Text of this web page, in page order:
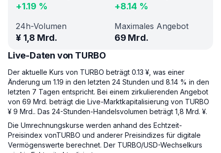
+1.19 % +8.14 %
24h-Volumen
¥ 1,8 Mrd.
Maximales Angebot
69 Mrd.
Live-Daten von TURBO
Der aktuelle Kurs von TURBO beträgt 0.13 ¥, was einer
Änderung um 1.19 in den letzten 24 Stunden und 8.14 % in den
letzten 7 Tagen entspricht. Bei einem zirkulierenden Angebot
von 69 Mrd. beträgt die Live-Marktkapitalisierung von TURBO
¥ 9 Mrd.. Das 24-Stunden-Handelsvolumen beträgt 1,8 Mrd. ¥.
Die Umrechnungskurse werden anhand des Echtzeit-
Preisindex vonTURBO und anderer Preisindizes für digitale
Vermögenswerte berechnet. Der TURBO/USD-Wechselkurs